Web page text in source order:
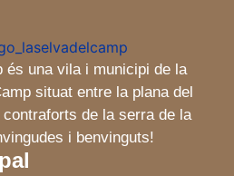
és una vila i municipi de la
situat entre la plana del
de la serra de la
i benvinguts!